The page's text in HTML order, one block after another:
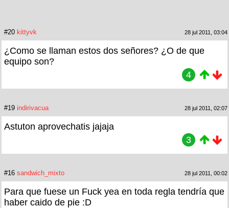
#20 kittyvk 28 jul 2011, 03:04
¿Como se llaman estos dos señores? ¿O de que
equipo son?
4
#19 indirivacua 28 jul 2011, 02:07
Astuton aprovechatis jajaja
3
#16 sandwich_mixto 28 jul 2011, 00:02
Para que fuese un Fuck yea en toda regla tendría que
haber caido de pie :D